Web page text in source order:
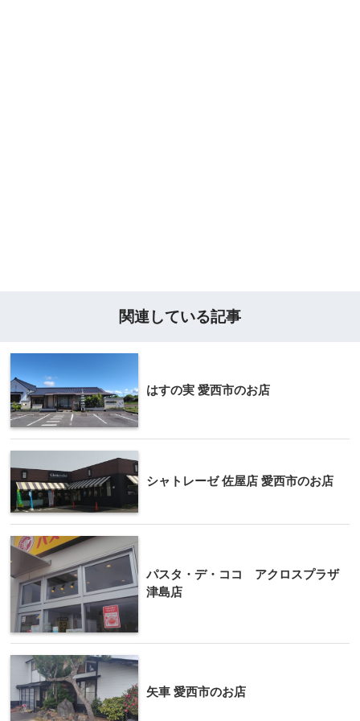
関連している記事
はすの実 愛西市のお店
シャトレーゼ 佐屋店 愛西市のお店
パスタ・デ・ココ アクロスプラザ
津島店
矢車 愛西市のお店